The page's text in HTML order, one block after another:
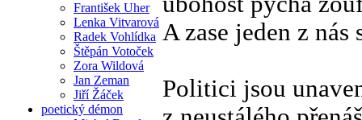
František Uher
Lenka Vitvarová
Radek Vohlídka
Štěpán Votoček
Zora Wildová
Jan Zeman
Jiří Žáček
poetický démon
A zase jeden z nás
Politici jsou